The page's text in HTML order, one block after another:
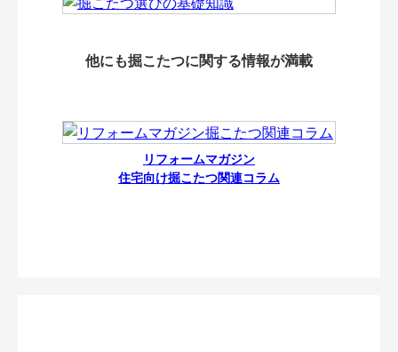
他にも掘こたつに関する情報が満載
リフォームマガジン
住宅向け掘こたつ関連コラム